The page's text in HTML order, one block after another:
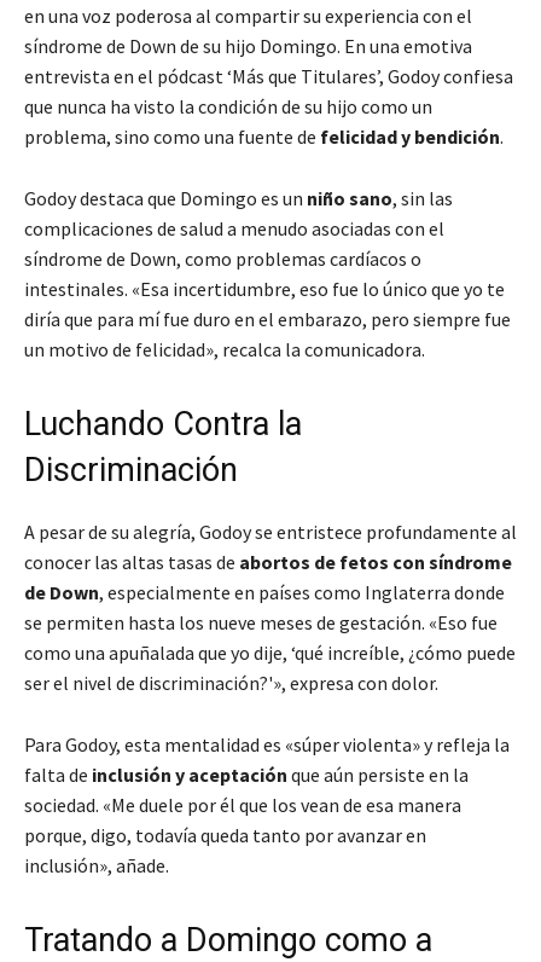
en una voz poderosa al compartir su experiencia con el
síndrome de Down de su hijo Domingo. En una emotiva
entrevista en el pódcast ‘Más que Titulares’, Godoy confiesa
que nunca ha visto la condición de su hijo como un
problema, sino como una fuente de felicidad y bendición.
Godoy destaca que Domingo es un niño sano, sin las
complicaciones de salud a menudo asociadas con el
síndrome de Down, como problemas cardíacos o
intestinales. «Esa incertidumbre, eso fue lo único que yo te
diría que para mí fue duro en el embarazo, pero siempre fue
un motivo de felicidad», recalca la comunicadora.
Luchando Contra la
Discriminación
A pesar de su alegría, Godoy se entristece profundamente al
conocer las altas tasas de abortos de fetos con síndrome
de Down, especialmente en países como Inglaterra donde
se permiten hasta los nueve meses de gestación. «Eso fue
como una apuñalada que yo dije, ‘qué increíble, ¿cómo puede
ser el nivel de discriminación?'», expresa con dolor.
Para Godoy, esta mentalidad es «súper violenta» y refleja la
falta de inclusión y aceptación que aún persiste en la
sociedad. «Me duele por él que los vean de esa manera
porque, digo, todavía queda tanto por avanzar en
inclusión», añade.
Tratando a Domingo como a